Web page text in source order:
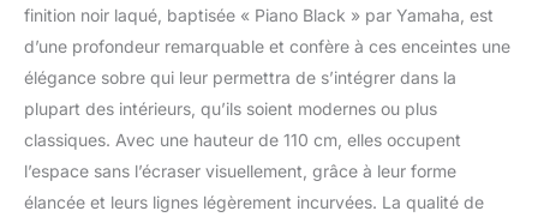
finition noir laqué, baptisée « Piano Black » par Yamaha, est
d’une profondeur remarquable et confère à ces enceintes une
élégance sobre qui leur permettra de s’intégrer dans la
plupart des intérieurs, qu’ils soient modernes ou plus
classiques. Avec une hauteur de 110 cm, elles occupent
l’espace sans l’écraser visuellement, grâce à leur forme
élancée et leurs lignes légèrement incurvées. La qualité de